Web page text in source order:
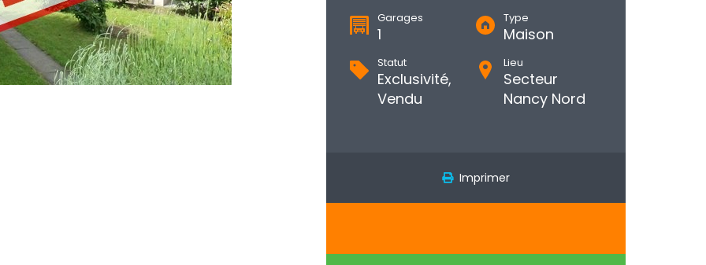
Garages
1
Type
Maison
Statut
Exclusivité,
Vendu
Lieu
Secteur
Nancy Nord
Imprimer